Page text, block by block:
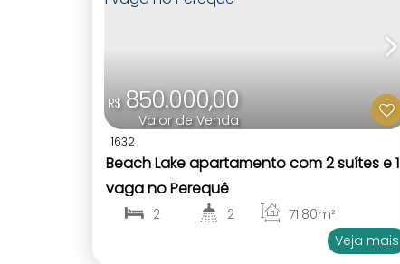
1632
R$850.000,00
Valor de Venda
Beach Lake apartamento com 2 suítes e 1
vaga no Perequê
2 2 71.80m²
Veja mais